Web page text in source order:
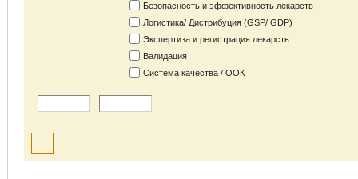
Безопасность и эффективность лекарств
Логистика/ Дистрибуция (GSP/ GDP)
Экспертиза и регистрация лекарств
Валидация
Система качества / ООК